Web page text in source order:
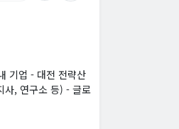
기업 - 대전 전략산
사, 연구소 등) - 글로